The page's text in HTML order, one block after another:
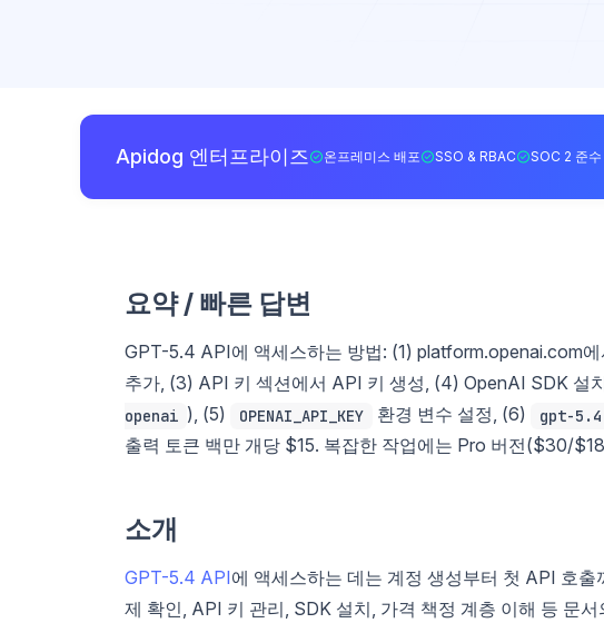
Apidog 엔터프라이즈 온프레미스 배포 SSO & RBAC SOC 2 준수
요약 / 빠른 답변
GPT-5.4 API에 액세스하는 방법: (1) platform.openai.com
추가, (3) API 키 섹션에서 API 키 생성, (4) OpenAI SDK 설
openai ), (5) OPENAI_API_KEY 환경 변수 설정, (6) gpt-5.4
출력 토큰 백만 개당 $15. 복잡한 작업에는 Pro 버전($30/
소개
GPT-5.4 API에 액세스하는 데는 계정 생성부터 첫 API 호
제 확인, API 키 관리, SDK 설치, 가격 책정 계층 이해 등 문